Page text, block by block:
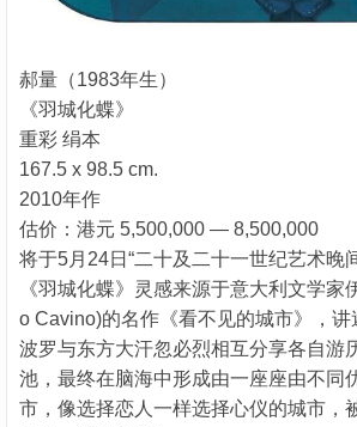
郝量（1983年生）
《羽城化蝶》
重彩 绢本
167.5 x 98.5 cm.
2010年作
估价：港元 5,500,000 — 8,500,000
将于5月24日“二十及二十一世纪艺术晚
《羽城化蝶》灵感来源于意大利文学家
o Cavino)的名作《看不见的城市》，
波罗与东方大汗忽必烈相互分享各自游
池，最终在脑海中形成由一座座由不同
市，像选择恋人一样选择心仪的城市，